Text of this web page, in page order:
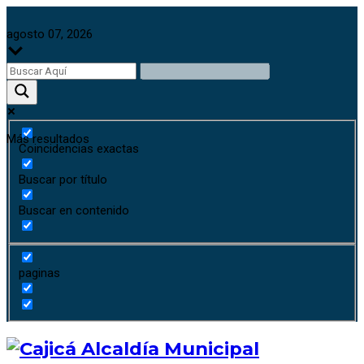
agosto 07, 2026
Más resultados
Coincidencias exactas
Buscar por título
Buscar en contenido
paginas